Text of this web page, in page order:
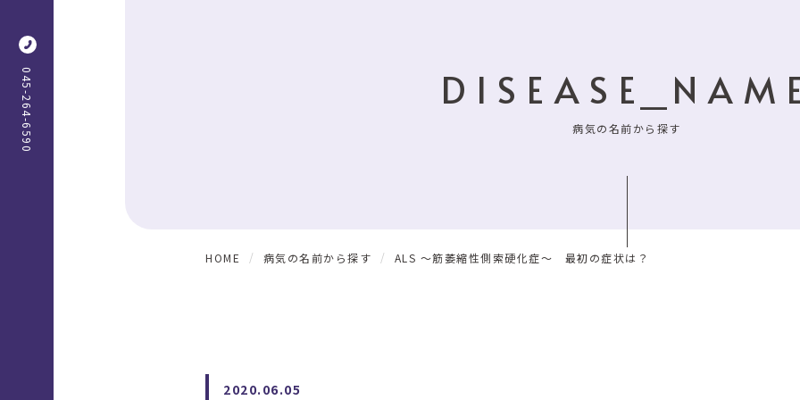
045-264-6590 病気の名前から探す
HOME 病気の名前から探す ALS ～筋萎縮性側索硬化症～ 最初の症状は？
2020.06.05